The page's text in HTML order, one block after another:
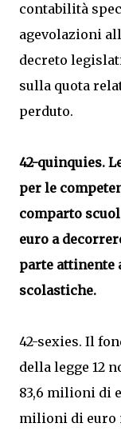
contabilità
agevolazioni
decreto
sulla quota
perduto.
42-quinquies.
per le
comparto
euro a
parte attinente
scolastiche.
42-sexies. Il
della legge 12
83,6 milioni di
milioni di euro